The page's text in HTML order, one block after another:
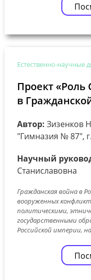
Естественно-научные
Проект «Роль
в
Автор: Зизенков
"Гимназия № 87",
Научный
Станиславовна
Гражданская война в
вооруженных
политическими,
государственными
Российской империи,